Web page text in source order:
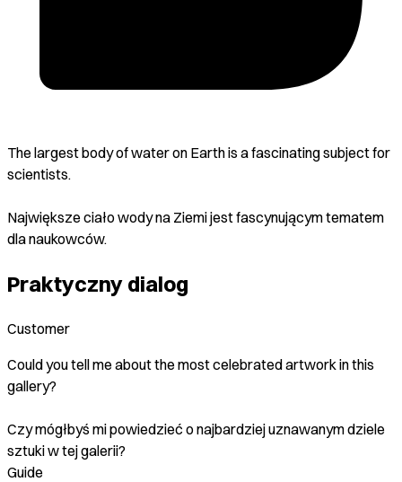
The largest body of water on Earth is a fascinating subject for
scientists.
Największe ciało wody na Ziemi jest fascynującym tematem
dla naukowców.
Praktyczny dialog
Customer
Could you tell me about the most celebrated artwork in this
gallery?
Czy mógłbyś mi powiedzieć o najbardziej uznawanym dziele
sztuki w tej galerii?
Guide